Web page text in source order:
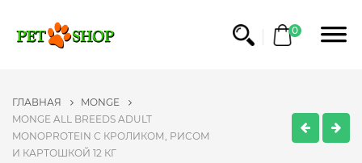
0
ГЛАВНАЯ
MONGE
MONGE ALL BREEDS ADULT
MONOPROTEIN С КРОЛИКОМ, РИСОМ
И КАРТОШКОЙ 12 КГ